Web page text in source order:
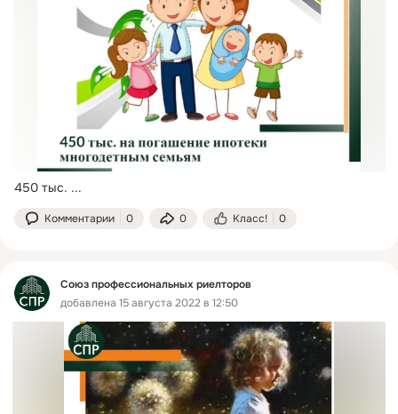
450 тыс. ...
Комментарии 0 0 Класс! 0
Союз профессиональных риелторов
добавлена 15 августа 2022 в 12:50